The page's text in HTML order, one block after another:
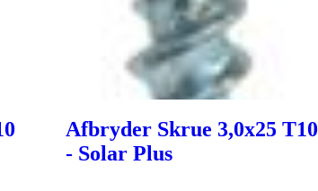
Afbryder Skrue 3,0x25 T10
- Solar Plus